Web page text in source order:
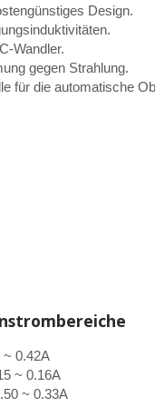
Design.
Wandler.
gegen Strahlung.
für die automatische
~ 0.42A
~ 0.16A
~ 0.33A